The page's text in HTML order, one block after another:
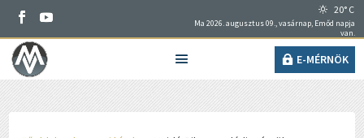
20° C
Ma 2026. augusztus 09., vasárnap, Emőd napja
van.
E-MÉRNÖK